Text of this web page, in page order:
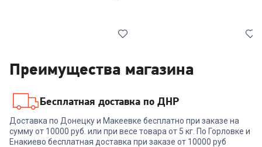
Кондиционер ONE AIR
OATI/in-12HN8
Кондиционер мобильный
BALLU Eclipse BPAC-10
Преимущества магазина
Бесплатная доставка по ДНР
Доставка по Донецку и Макеевке бесплатно при заказе на
сумму от 10000 руб. или при весе товара от 5 кг. По Горловке и
Енакиево бесплатная доставка при заказе от 10000 руб